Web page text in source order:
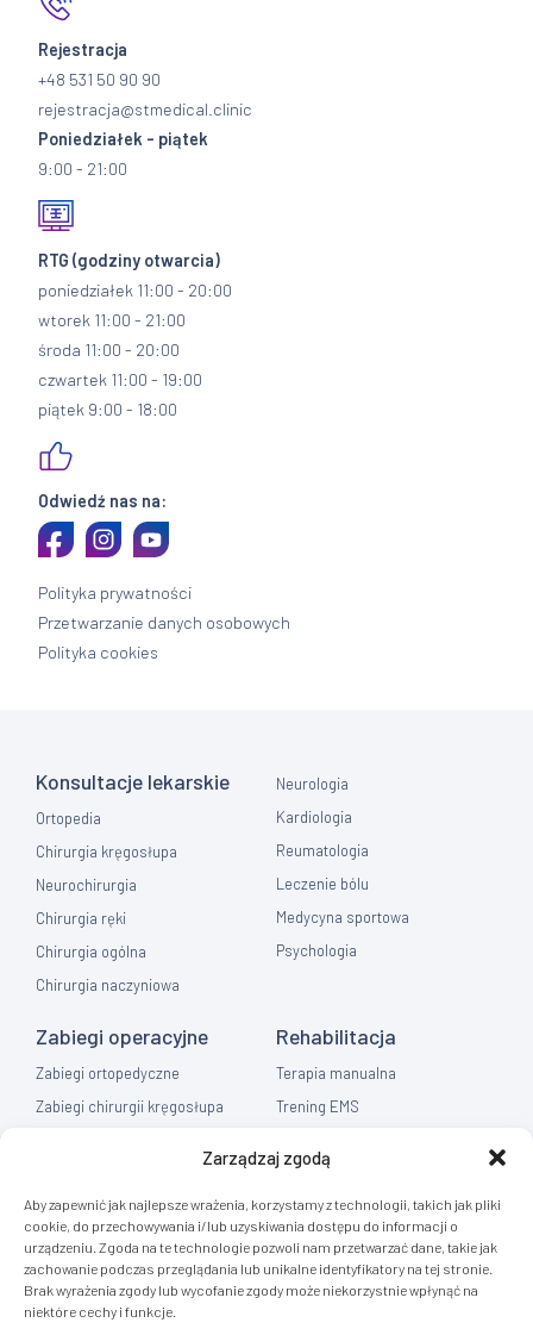
Zarządzaj zgodą
Aby zapewnić jak najlepsze wrażenia, korzystamy z technologii, takich jak pliki
cookie, do przechowywania i/lub uzyskiwania dostępu do informacji o
urządzeniu. Zgoda na te technologie pozwoli nam przetwarzać dane, takie jak
zachowanie podczas przeglądania lub unikalne identyfikatory na tej stronie.
Brak wyrażenia zgody lub wycofanie zgody może niekorzystnie wpłynąć na
niektóre cechy i funkcje.
Rejestracja
+48 531 50 90 90
rejestracja@stmedical.clinic
Poniedziałek - piątek
9:00 - 21:00
RTG (godziny otwarcia)
poniedziałek 11:00 - 20:00
wtorek 11:00 - 21:00
środa 11:00 - 20:00
czwartek 11:00 - 19:00
piątek 9:00 - 18:00
Odwiedź nas na:
Polityka prywatności
Przetwarzanie danych osobowych
Polityka cookies
Konsultacje lekarskie
Ortopedia
Chirurgia kręgosłupa
Neurochirurgia
Chirurgia ręki
Chirurgia ogólna
Chirurgia naczyniowa
Neurologia
Kardiologia
Reumatologia
Leczenie bólu
Medycyna sportowa
Psychologia
Zabiegi operacyjne
Zabiegi ortopedyczne
Zabiegi chirurgii kręgosłupa
Flebologia
Rehabilitacja
Terapia manualna
Trening EMS
Masaż
Diagnostyka
Rezonans Tomografia